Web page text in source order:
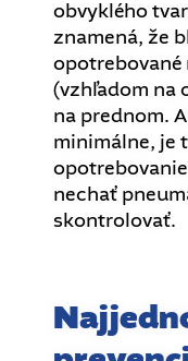
obvyklého
znamená, že
opotrebované
(vzhľadom na
na prednom.
minimálne, je
nechať
skontrolovať.